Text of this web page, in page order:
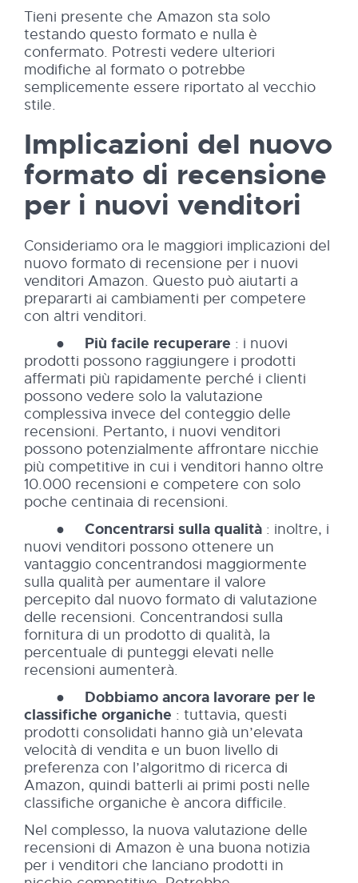
Tieni presente che Amazon sta solo
testando questo formato e nulla è
confermato. Potresti vedere ulteriori
modifiche al formato o potrebbe
semplicemente essere riportato al vecchio
stile.
Implicazioni del nuovo
formato di recensione
per i nuovi venditori
Consideriamo ora le maggiori implicazioni del
nuovo formato di recensione per i nuovi
venditori Amazon. Questo può aiutarti a
prepararti ai cambiamenti per competere
con altri venditori.
● Più facile recuperare : i nuovi
prodotti possono raggiungere i prodotti
affermati più rapidamente perché i clienti
possono vedere solo la valutazione
complessiva invece del conteggio delle
recensioni. Pertanto, i nuovi venditori
possono potenzialmente affrontare nicchie
più competitive in cui i venditori hanno oltre
10.000 recensioni e competere con solo
poche centinaia di recensioni.
● Concentrarsi sulla qualità : inoltre, i
nuovi venditori possono ottenere un
vantaggio concentrandosi maggiormente
sulla qualità per aumentare il valore
percepito dal nuovo formato di valutazione
delle recensioni. Concentrandosi sulla
fornitura di un prodotto di qualità, la
percentuale di punteggi elevati nelle
recensioni aumenterà.
● Dobbiamo ancora lavorare per le
classifiche organiche : tuttavia, questi
prodotti consolidati hanno già un’elevata
velocità di vendita e un buon livello di
preferenza con l’algoritmo di ricerca di
Amazon, quindi batterli ai primi posti nelle
classifiche organiche è ancora difficile.
Nel complesso, la nuova valutazione delle
recensioni di Amazon è una buona notizia
per i venditori che lanciano prodotti in